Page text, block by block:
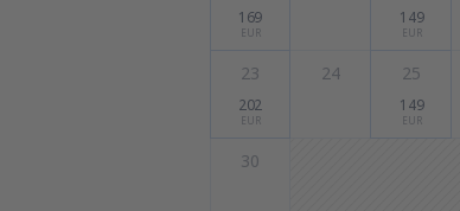
169
EUR
149
EUR
23
202
EUR
24 25
149
EUR
30